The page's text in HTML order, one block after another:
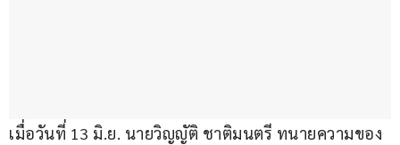
เมื่อวันที่ 13 มิ.ย. นายวิญญัติ ชาติมนตรี ทนายความของ